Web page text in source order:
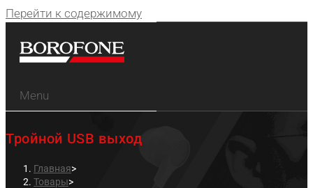
Перейти к содержимому
Menu
Тройной USB выход
Главная>
Товары>